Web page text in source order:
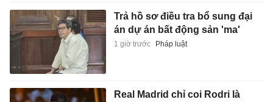
Trả hồ sơ điều tra bổ sung đại
án dự án bất động sản 'ma'
1 giờ trước Pháp luật
Real Madrid chỉ coi Rodri là